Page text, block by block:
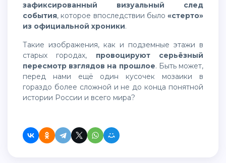
зафиксированный визуальный след
события, которое впоследствии было «стерто»
из официальной хроники.
Такие изображения, как и подземные этажи в
старых городах, провоцируют серьёзный
пересмотр взглядов на прошлое. Быть может,
перед нами ещё один кусочек мозаики в
гораздо более сложной и не до конца понятной
истории России и всего мира?